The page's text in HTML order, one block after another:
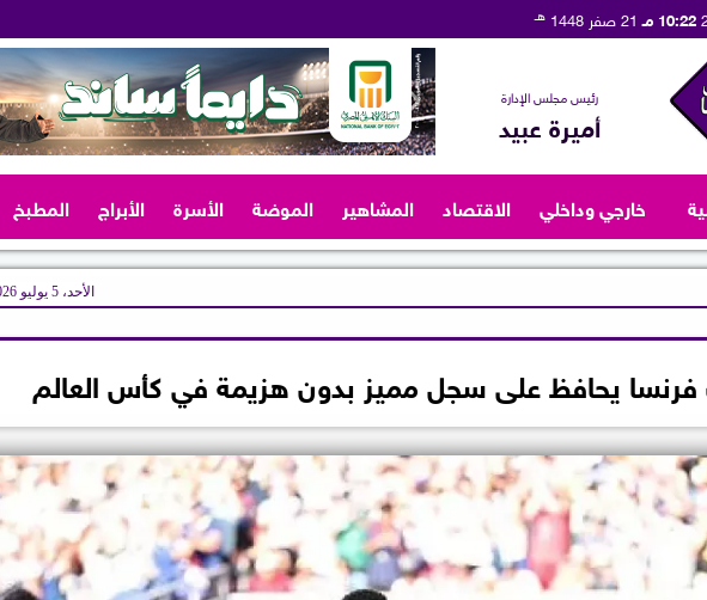
10:22 مـ 21 صفر 1448 هـ
رئيس مجلس الإدارة
أميرة عبيد
خارجي وداخلي الاقتصاد المشاهير الموضة الأسرة الأبراج المطبخ
الأحد، 5 يوليو 2026
يحافظ على سجل مميز بدون هزيمة في كأس العالم